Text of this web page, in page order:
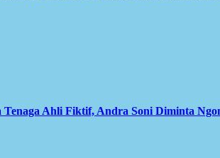
Tenaga Ahli Fiktif, Andra Soni Diminta